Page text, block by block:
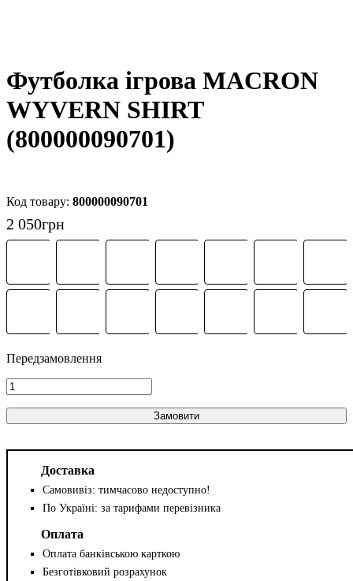
Футболка ігрова MACRON
WYVERN SHIRT
(800000090701)
800000090701
2 050грн
Замовити
Доставка
Самовивіз: тимчасово недоступно!
По Україні: за тарифами перевізника
Оплата
Оплата банківською карткою
Безготівковий розрахунок